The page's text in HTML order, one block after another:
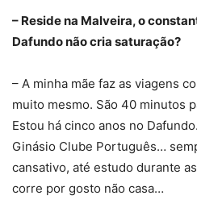
– Reside na Malveira, o
Dafundo não cria saturação?
– A minha mãe faz as viagens
muito mesmo. São 40 minutos
Estou há cinco anos no
Ginásio Clube Português…
cansativo, até estudo durante
corre por gosto não casa…